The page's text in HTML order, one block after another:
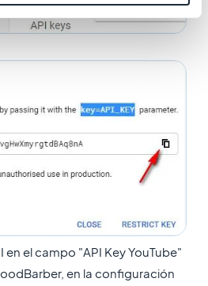
en el campo "API Key YouTube"
en la configuración